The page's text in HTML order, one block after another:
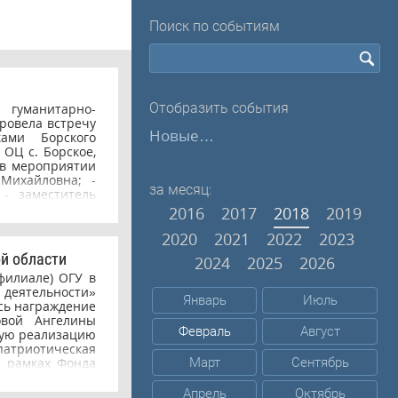
встречу
Борского
с. Борское,
мероприятии
-
заместитель
работе
Михайловна.
в институте,
и
в том
области
ОГУ в
награждение
Ангелины
реализацию
Фонда
и развития
Поиск по событиям
Отобразить события
Новые…
за месяц:
2016 2017 2018
2019
2020
2021 2022
2023
2024
2025 2026
Январь
Июль
Февраль
Август
Март
Сентябрь
Апрель
Октябрь